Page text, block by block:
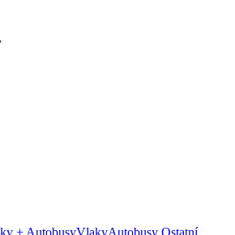
+ AutobusyVlakyAutobusy Ostatní